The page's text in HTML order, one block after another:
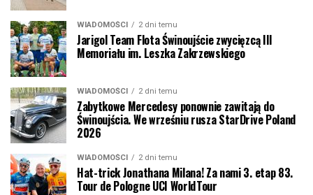
WIADOMOŚCI 2 dni temu
Jarigol Team Flota Świnoujście zwycięzcą III
Memoriału im. Leszka Zakrzewskiego
WIADOMOŚCI 2 dni temu
Zabytkowe Mercedesy ponownie zawitają do
Świnoujścia. We wrześniu rusza StarDrive Poland
2026
WIADOMOŚCI 2 dni temu
Hat-trick Jonathana Milana! Za nami 3. etap 83.
Tour de Pologne UCI WorldTour